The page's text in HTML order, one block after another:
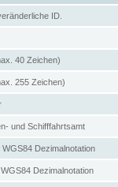
ID.
40 Zeichen)
255 Zeichen)
und Schifffahrtsamt
WGS84 Dezimalnotation
Dezimalnotation